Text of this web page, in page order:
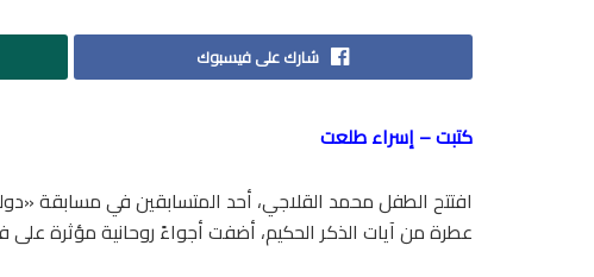
شارك على فيسبوك
كتبت – إسراء طلعت
افتتح الطفل محمد القلاجي، أحد المتسابقين في مسابقة
عطرة من آيات الذكر الحكيم، أضفت أجواءً روحانية مؤثرة على